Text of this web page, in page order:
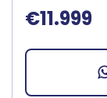
€11.999